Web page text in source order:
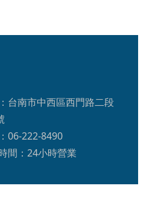
台南市中西區西門路二段
06-222-8490
間：24小時營業